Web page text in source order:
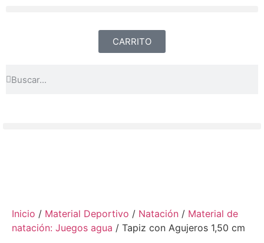
CARRITO
Inicio / Material Deportivo / Natación / Material de
natación: Juegos agua / Tapiz con Agujeros 1,50 cm